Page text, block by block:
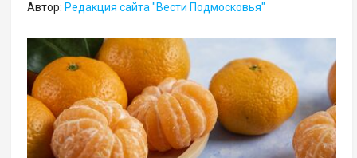
Автор: Редакция сайта "Вести Подмосковья"